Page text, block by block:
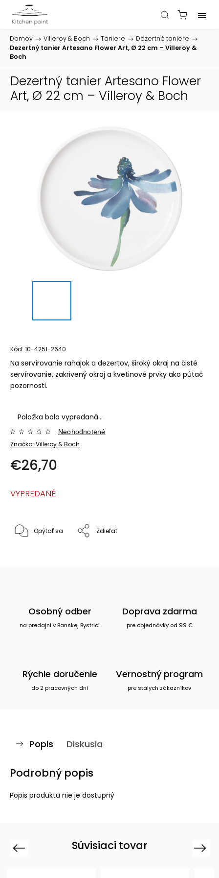
Domov / Villeroy & Boch / Taniere / Dezertné taniere /
Dezertný tanier Artesano Flower Art, Ø 22 cm – Villeroy &
Boch
Dezertný tanier Artesano Flower
Art, Ø 22 cm – Villeroy & Boch
Kód: 10-4251-2640
Na servírovanie raňajok a dezertov, široký okraj na čisté
servírovanie, zakrivený okraj a kvetinové prvky ako pútač
pozornosti.
Položka bola vypredaná…
Značka: Villeroy & Boch
Neohodnotené
€26,70
VYPREDANÉ
Opýtať sa Zdieľať
Osobný odber
na predajni v Banskej Bystrici
Doprava zdarma
pre objednávky od 99 €
Rýchle doručenie
do 2 pracovných dní
Vernostný program
pre stálych zákazníkov
Popis Diskusia
Podrobný popis
Popis produktu nie je dostupný
Súvisiaci tovar
Previous Next